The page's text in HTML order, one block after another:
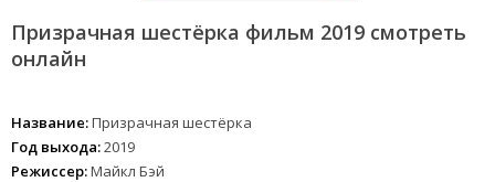
Призрачная шестёрка фильм 2019 смотреть
онлайн
Название:Призрачная шестёрка
Год выхода:2019
Режиссер:Майкл Бэй